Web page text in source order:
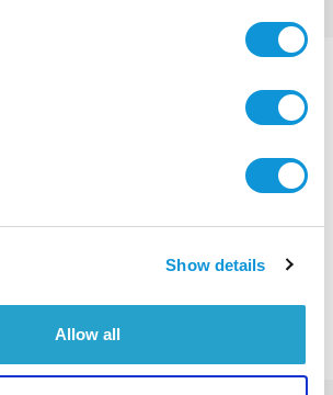
Show details
Allow all
RÉSERVER CETTE VILLA